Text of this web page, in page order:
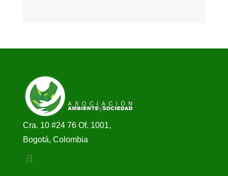
Cra. 10 #24 76 Of. 1001,
Bogotá, Colombia